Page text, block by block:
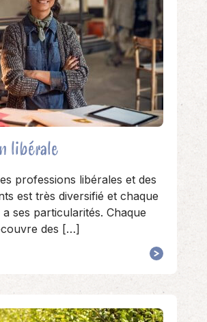
libérale
professions libérales et des
est très diversifié et chaque
ses particularités. Chaque
des […]